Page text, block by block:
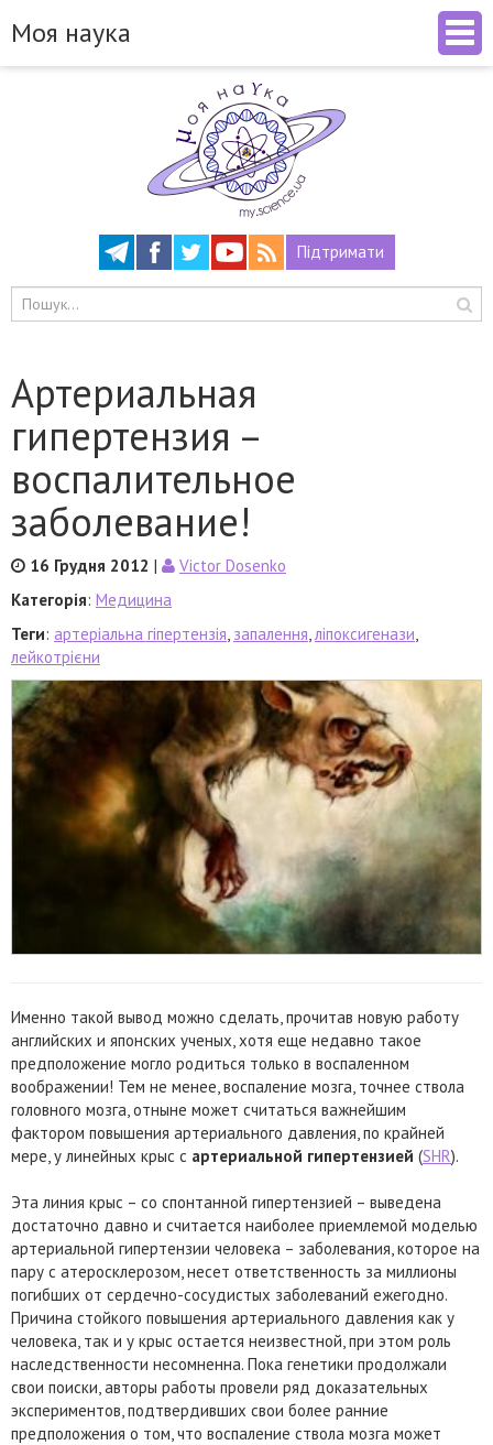
Підтримати
Моя наука
Артериальная
гипертензия –
воспалительное
заболевание!
16 Грудня 2012 |
Victor Dosenko
Категорія: Медицина
Теги: артеріальна гіпертензія, запалення,ліпоксигенази,
лейкотрієни
Именно такой вывод можно сделать, прочитав новую работу
английских и японских ученых, хотя еще недавно такое
предположение могло родиться только в воспаленном
воображении! Тем не менее, воспаление мозга, точнее ствола
головного мозга, отныне может считаться важнейшим
фактором повышения артериального давления, по крайней
мере, у линейных крыс с артериальной гипертензией (SHR).
Эта линия крыс – со спонтанной гипертензией – выведена
достаточно давно и считается наиболее приемлемой моделью
артериальной гипертензии человека – заболевания, которое на
пару с атеросклерозом, несет ответственность за миллионы
погибших от сердечно-сосудистых заболеваний ежегодно.
Причина стойкого повышения артериального давления как у
человека, так и у крыс остается неизвестной, при этом роль
наследственности несомненна. Пока генетики продолжали
свои поиски, авторы работы провели ряд доказательных
экспериментов, подтвердивших свои более ранние
предположения о том, что воспаление ствола мозга может